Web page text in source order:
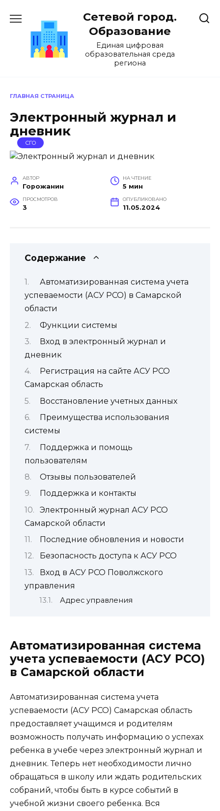
содержанию
Сетевой город.
Образование
Единая цифровая
образовательная среда
региона
ГЛАВНАЯ СТРАНИЦА
Электронный журнал и
дневник
СГО
АВТОР
Горожанин
НА ЧТЕНИЕ
5 мин
ПРОСМОТРОВ
3
ОПУБЛИКОВАНО
11.05.2024
Содержание
Автоматизированная система учета
успеваемости (АСУ РСО) в Самарской
области
Функции системы
Вход в электронный журнал и
дневник
Регистрация на сайте АСУ РСО
Самарская область
Восстановление учетных данных
Преимущества использования
системы
Поддержка и помощь
пользователям
Отзывы пользователей
Поддержка и контакты
Электронный журнал АСУ РСО
Самарской области
Последние обновления и новости
Безопасность доступа к АСУ РСО
Вход в АСУ РСО Поволжского
управления
Адрес управления
Автоматизированная система
учета успеваемости (АСУ РСО)
в Самарской области
Автоматизированная система учета
успеваемости (АСУ РСО) Самарская область
предоставляет учащимся и родителям
возможность получать информацию о успехах
ребенка в учебе через электронный журнал и
дневник. Теперь нет необходимости лично
обращаться в школу или ждать родительских
собраний, чтобы быть в курсе событий в
учебной жизни своего ребенка. Вся